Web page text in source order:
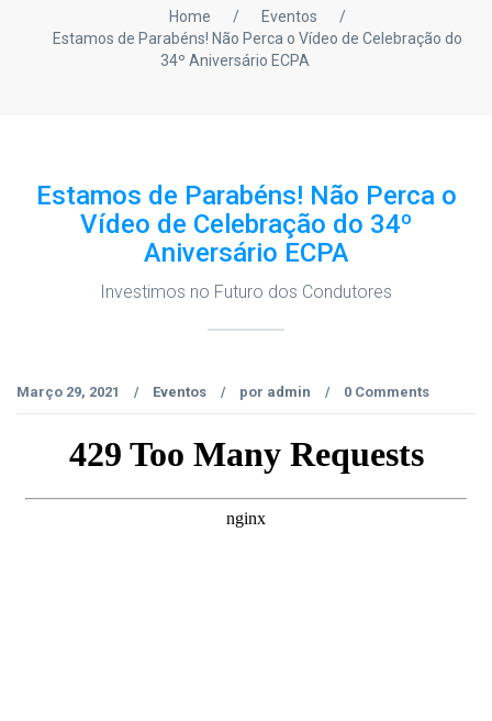
Home / Eventos
/
Estamos de Parabéns! Não Perca o Vídeo de Celebração do
34º Aniversário ECPA
Estamos de Parabéns! Não Perca o
Vídeo de Celebração do 34º
Aniversário ECPA
Investimos no Futuro dos Condutores
Março 29, 2021 / Eventos / por admin / 0 Comments